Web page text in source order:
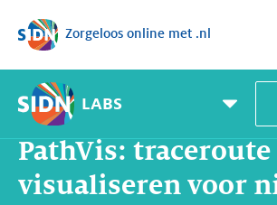
Sla navigatie over
Zorgeloos online met .nl
LABS
toggle
Home SIDN Labs
PathVis: traceroute
visualiseren voor